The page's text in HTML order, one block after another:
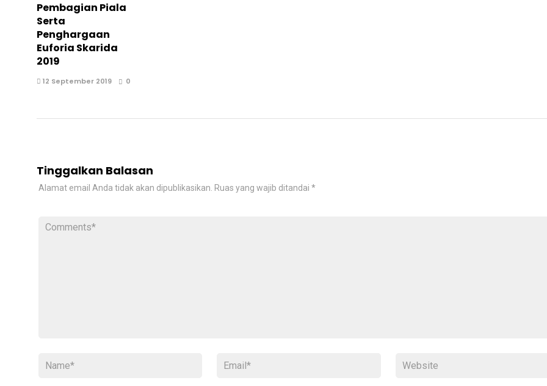
Pembagian Piala
Serta
Penghargaan
Euforia Skarida
2019
12 September 2019 0
Tinggalkan Balasan
Alamat email Anda tidak akan dipublikasikan. Ruas yang wajib ditandai *